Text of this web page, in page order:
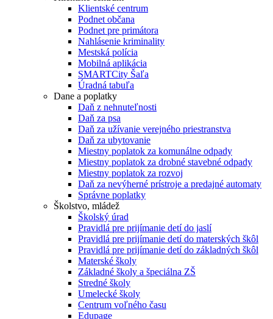
Klientské centrum
Podnet občana
Podnet pre primátora
Nahlásenie kriminality
Mestská polícia
Mobilná aplikácia
SMARTCity Šaľa
Úradná tabuľa
Dane a poplatky
Daň z nehnuteľnosti
Daň za psa
Daň za užívanie verejného priestranstva
Daň za ubytovanie
Miestny poplatok za komunálne odpady
Miestny poplatok za drobné stavebné odpady
Miestny poplatok za rozvoj
Daň za nevýherné prístroje a predajné automaty
Správne poplatky
Školstvo, mládež
Školský úrad
Pravidlá pre prijímanie detí do jaslí
Pravidlá pre prijímanie detí do materských škôl
Pravidlá pre prijímanie detí do základných škôl
Materské školy
Základné školy a špeciálna ZŠ
Stredné školy
Umelecké školy
Centrum voľného času
Edupage